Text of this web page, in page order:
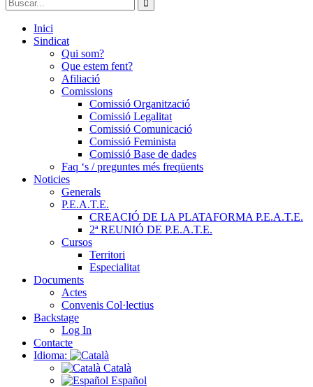
for:
Inici
Sindicat
Qui som?
Que estem fent?
Afiliació
Comissions
Comissió Organització
Comissió Legalitat
Comissió Comunicació
Comissió Feminista
Comissió Base de dades
Faq ‘s / preguntes més freqüents
Noticies
Generals
P.E.A.T.E.
CREACIÓ DE LA PLATAFORMA P.E.A.T.E.
2ª REUNIÓ DE P.E.A.T.E.
Cursos
Territori
Especialitat
Documents
Actes
Convenis Col·lectius
Backstage
Log In
Contacte
Idioma:
Català
Español